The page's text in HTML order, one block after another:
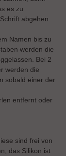
es zu
abgehen.
Namen bis zu
werden die
Bei 2
werden die
sobald einer der
entfernt oder
sind frei von
das Silikon ist